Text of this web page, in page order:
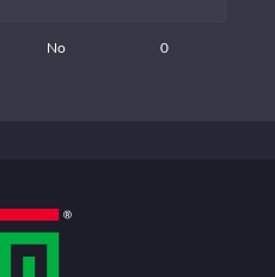
No 0